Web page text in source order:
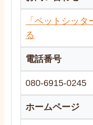
「ペットシッ
る
電話番号
080-6915-0245
ホームページ